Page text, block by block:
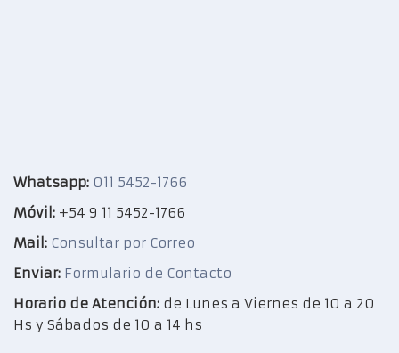
Whatsapp: 011 5452-1766
Móvil: +54 9 11 5452-1766
Mail: Consultar por Correo
Enviar: Formulario de Contacto
Horario de Atención: de Lunes a Viernes de 10 a 20
Hs y Sábados de 10 a 14 hs